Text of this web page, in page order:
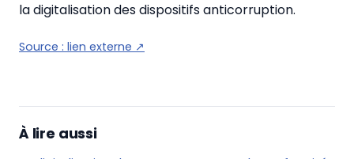
la digitalisation des dispositifs anticorruption.
Source : lien externe ↗
À lire aussi